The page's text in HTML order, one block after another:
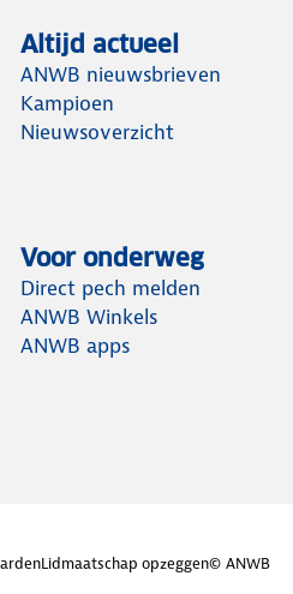
Altijd actueel
ANWB nieuwsbrieven
Kampioen
Nieuwsoverzicht
Voor onderweg
Direct pech melden
ANWB Winkels
ANWB apps
Lidmaatschap opzeggen© ANWB